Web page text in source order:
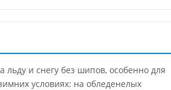
и снегу без шипов, особенно для
условиях: на обледенелых